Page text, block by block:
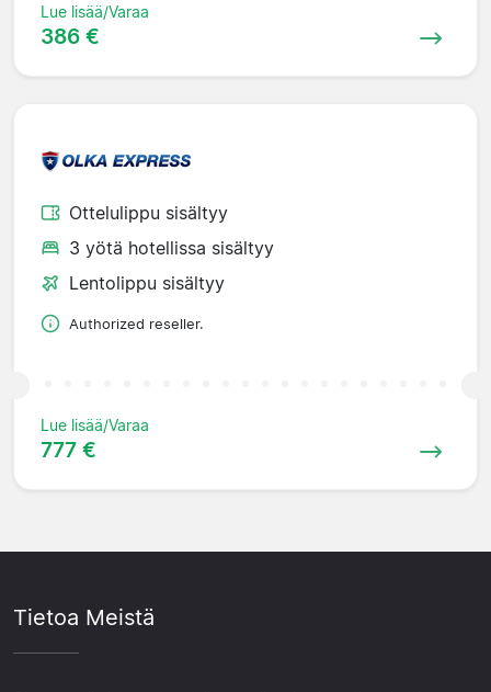
Lue lisää/Varaa
386 €
Ottelulippu sisältyy
3 yötä hotellissa sisältyy
Lentolippu sisältyy
Authorized reseller.
Lue lisää/Varaa
777 €
Tietoa Meistä